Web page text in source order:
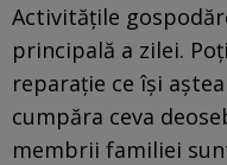
Activitățile
principală a zilei.
reparație ce își
cumpăra ceva
membrii familiei